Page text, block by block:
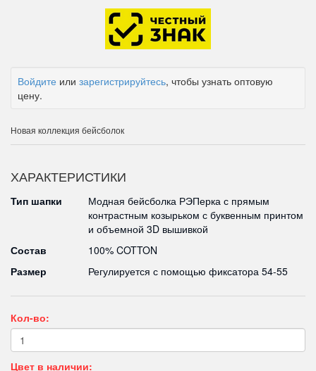
Войдите или зарегистрируйтесь, чтобы узнать оптовую
цену.
Новая коллекция бейсболок
ХАРАКТЕРИСТИКИ
Тип шапки
Модная бейсболка РЭПерка с прямым
контрастным козырьком с буквенным принтом
и объемной 3D вышивкой
Состав
100% COTTON
Размер
Регулируется с помощью фиксатора 54-55
Кол-во:
Цвет в наличии: